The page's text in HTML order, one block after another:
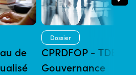
de
Dossier
CPRDFOP - TDB
Gouvernance